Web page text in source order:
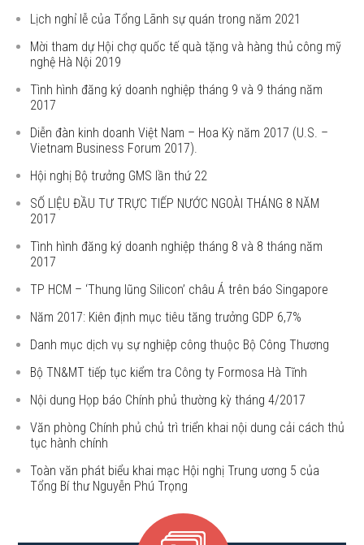
Lịch nghỉ lễ của Tổng Lãnh sự quán trong năm 2021
Mời tham dự Hội chợ quốc tế quà tặng và hàng thủ công mỹ
nghệ Hà Nội 2019
Tình hình đăng ký doanh nghiệp tháng 9 và 9 tháng năm
2017
Diễn đàn kinh doanh Việt Nam – Hoa Kỳ năm 2017 (U.S. –
Vietnam Business Forum 2017).
Hội nghị Bộ trưởng GMS lần thứ 22
SỐ LIỆU ĐẦU TƯ TRỰC TIẾP NƯỚC NGOÀI THÁNG 8 NĂM
2017
Tình hình đăng ký doanh nghiệp tháng 8 và 8 tháng năm
2017
TP HCM – ‘Thung lũng Silicon’ châu Á trên báo Singapore
Năm 2017: Kiên định mục tiêu tăng trưởng GDP 6,7%
Danh mục dịch vụ sự nghiệp công thuộc Bộ Công Thương
Bộ TN&MT tiếp tục kiểm tra Công ty Formosa Hà Tĩnh
Nội dung Họp báo Chính phủ thường kỳ tháng 4/2017
Văn phòng Chính phủ chủ trì triển khai nội dung cải cách thủ
tục hành chính
Toàn văn phát biểu khai mạc Hội nghị Trung ương 5 của
Tổng Bí thư Nguyễn Phú Trọng